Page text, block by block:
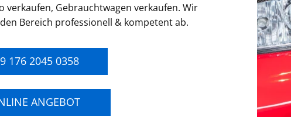
verkaufen, Gebrauchtwagen verkaufen. Wir
Bereich professionell & kompetent ab.
176 2045 0358
ANGEBOT